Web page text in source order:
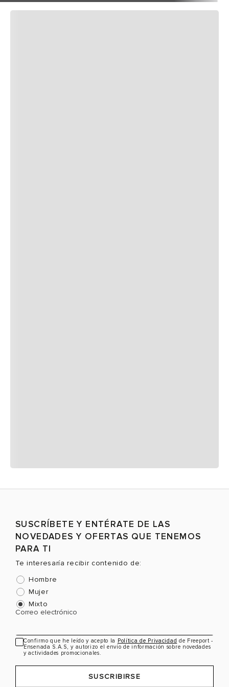
SUSCRÍBETE Y ENTÉRATE DE LAS
NOVEDADES Y OFERTAS QUE TENEMOS
PARA TI
Te interesaría recibir contenido de:
Hombre
Mujer
Mixto
Correo electrónico
Confirmo que he leído y acepto la Política de Privacidad de Freeport -
Ensenada S.A.S, y autorizo el envío de información sobre novedades
y actividades promocionales.
SUSCRIBIRSE